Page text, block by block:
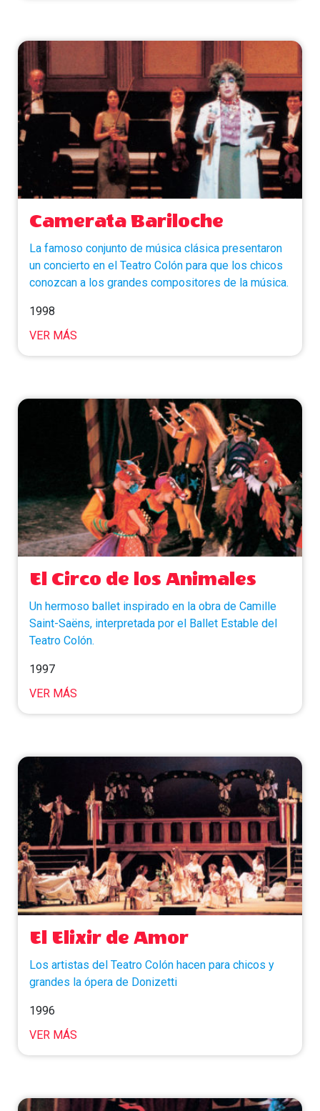
Camerata Bariloche
La famoso conjunto de música clásica presentaron
un concierto en el Teatro Colón para que los chicos
conozcan a los grandes compositores de la música.
1998
VER MÁS
El Circo de los Animales
Un hermoso ballet inspirado en la obra de Camille
Saint-Saëns, interpretada por el Ballet Estable del
Teatro Colón.
1997
VER MÁS
El Elixir de Amor
Los artistas del Teatro Colón hacen para chicos y
grandes la ópera de Donizetti
1996
VER MÁS